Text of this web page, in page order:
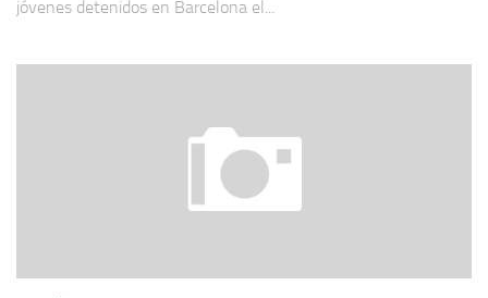
jóvenes detenidos en Barcelona el...